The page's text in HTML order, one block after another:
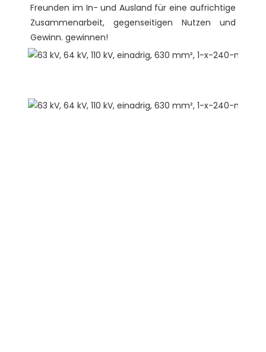
Freunden im In- und Ausland für eine aufrichtige
Zusammenarbeit, gegenseitigen Nutzen und